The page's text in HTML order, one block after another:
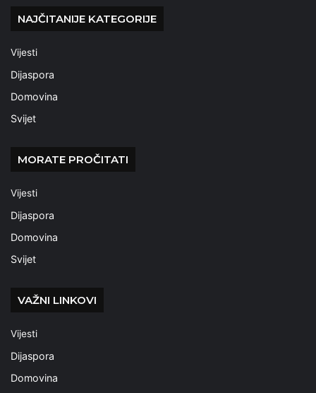
NAJČITANIJE KATEGORIJE
Vijesti
Dijaspora
Domovina
Svijet
MORATE PROČITATI
Vijesti
Dijaspora
Domovina
Svijet
VAŽNI LINKOVI
Vijesti
Dijaspora
Domovina